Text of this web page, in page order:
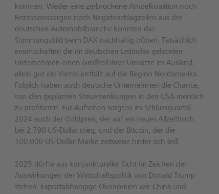
konnten. Weder eine zerbrochene Ampelkoalition noch
Rezessionssorgen noch Negativschlagzeilen aus der
deutschen Automobilbranche konnten das
Stimmungsbild beim DAX nachhaltig trüben. Tatsächlich
erwirtschaften die im deutschen Leitindex gelisteten
Unternehmen einen Großteil ihrer Umsätze im Ausland,
allein gut ein Viertel entfällt auf die Region Nordamerika.
Folglich haben auch deutsche Unternehmen die Chance,
von den geplanten Steuersenkungen in den USA merklich
zu profitieren. Für Aufsehen sorgten im Schlussquartal
2024 auch der Goldpreis, der auf ein neues Allzeithoch
bei 2.790 US-Dollar stieg, und der Bitcoin, der die
100.000-US-Dollar-Marke zeitweise hinter sich ließ.
2025 dürfte aus konjunktureller Sicht im Zeichen der
Auswirkungen der Wirtschaftspolitik von Donald Trump
stehen. Exportabhängige Ökonomien wie China und